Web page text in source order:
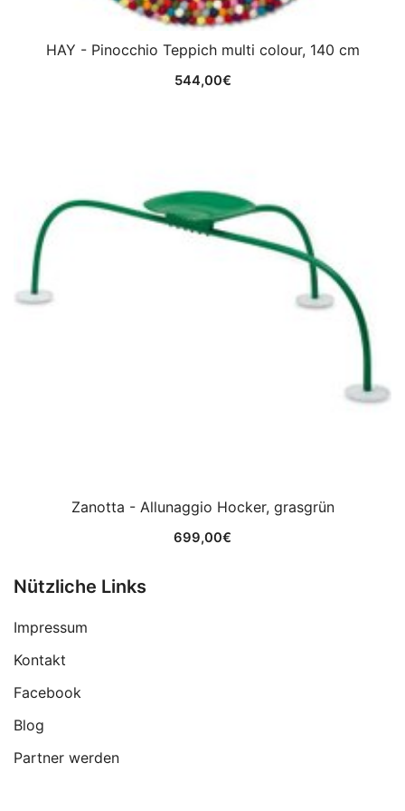
HAY - Pinocchio Teppich multi colour, 140 cm
544,00€
Zanotta - Allunaggio Hocker, grasgrün
699,00€
Nützliche Links
Impressum
Kontakt
Facebook
Blog
Partner werden